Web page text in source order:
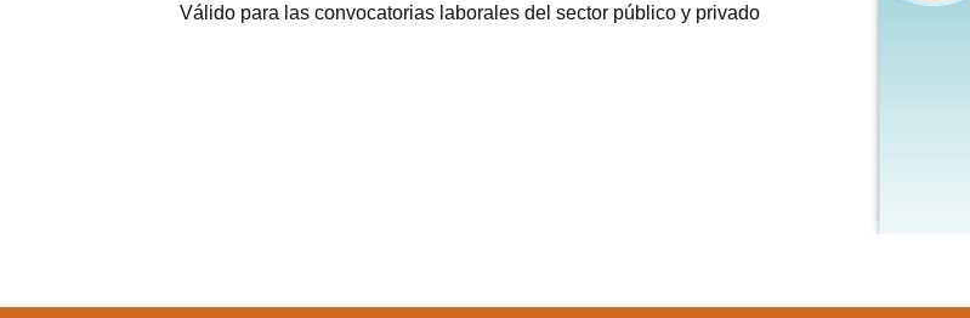
Válido para las convocatorias laborales del sector público y privado